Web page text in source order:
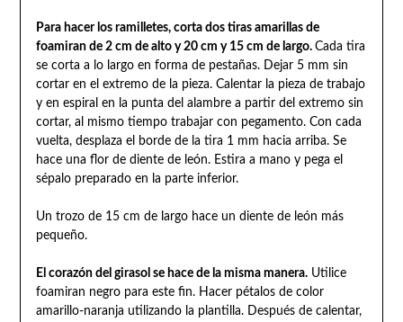
Para hacer los ramilletes, corta dos tiras amarillas de
foamiran de 2 cm de alto y 20 cm y 15 cm de largo. Cada tira
se corta a lo largo en forma de pestañas. Dejar 5 mm sin
cortar en el extremo de la pieza. Calentar la pieza de trabajo
y en espiral en la punta del alambre a partir del extremo sin
cortar, al mismo tiempo trabajar con pegamento. Con cada
vuelta, desplaza el borde de la tira 1 mm hacia arriba. Se
hace una flor de diente de león. Estira a mano y pega el
sépalo preparado en la parte inferior.
Un trozo de 15 cm de largo hace un diente de león más
pequeño.
El corazón del girasol se hace de la misma manera.Utilice
foamiran negro para este fin. Hacer pétalos de color
amarillo-naranja utilizando la plantilla. Después de calentar,